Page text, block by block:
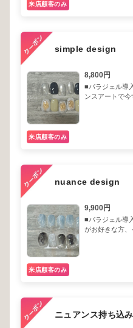
来店顧客のみ
simple design
8,800円
■パラジェル導
ンスアートで
来店顧客のみ
nuance design
9,900円
■パラジェル導
がお好きな方
来店顧客のみ
ニュアンス持ち込